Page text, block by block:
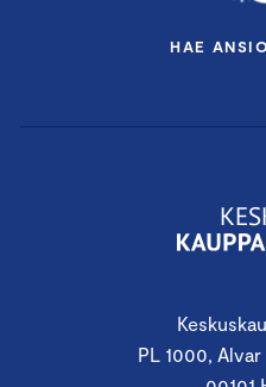
PL 1000,
HAE